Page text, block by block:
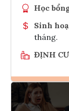
Học
Sinh
tháng.
ĐỊNH CƯ